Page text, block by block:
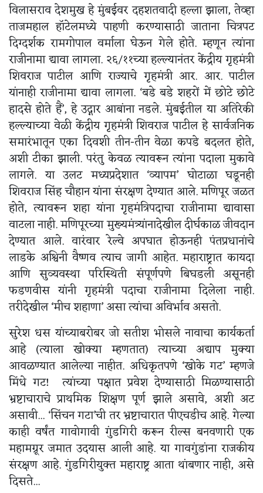
विलासराव देशमुख हे मुंबईवर दहशतवादी हल्ला झाला, तेव्हा
ताजमहाल हॉटेलमध्ये पाहणी करण्यासाठी जाताना चित्रपट
दिग्दर्शक रामगोपाल वर्माला घेऊन गेले होते. म्हणून त्यांना
राजीनामा द्यावा लागला. २६/११च्या हल्ल्यानंतर केंद्रीय गृहमंत्री
शिवराज पाटील आणि राज्याचे गृहमंत्री आर. आर. पाटील
यांनाही राजीनामा द्यावा लागला. ‘बडे बडे शहरों में छोटे छोटे
हादसे होते हैं’, हे उद्गार आबांना नडले. मुंबईतील या अतिरेकी
हल्ल्याच्या वेळी केंद्रीय गृहमंत्री शिवराज पाटील हे सार्वजनिक
समारंभातून एका दिवशी तीन-तीन वेळा कपडे बदलत होते,
अशी टीका झाली. परंतु केवळ त्यावरून त्यांना पदाला मुकावे
लागले. या उलट मध्यप्रदेशात ‘व्यापम’ घोटाळा घडूनही
शिवराज सिंह चौहान यांना संरक्षण देण्यात आले. मणिपूर जळत
होते, त्यावरून शहा यांना गृहमंत्रिपदाचा राजीनामा द्यावासा
वाटला नाही. मणिपूरच्या मुख्यमंत्र्यांनादेखील दीर्घकाळ जीवदान
देण्यात आले. वारंवार रेल्वे अपघात होऊनही पंतप्रधानांचे
लाडके अश्विनी वैष्णव त्याच जागी आहेत. महाराष्ट्रात कायदा
आणि सुव्यवस्था परिस्थिती संपूर्णपणे बिघडली असूनही
फडणवीस यांनी गृहमंत्री पदाचा राजीनामा दिलेला नाही.
तरीदेखील ‘मीच शहाणा’ असा त्यांचा अविर्भाव असतो.
सुरेश धस यांच्याबरोबर जो सतीश भोसले नावाचा कार्यकर्ता
आहे (त्याला खोक्या म्हणतात) त्याच्या अद्याप मुक्या
आवळण्यात आलेल्या नाहीत. अधिकृतपणे ‘खोके गट’ म्हणजे
मिंधे गट! त्यांच्या पक्षात प्रवेश देण्यासाठी मिळण्यासाठी
भ्रष्टाचाराचे प्राथमिक शिक्षण पूर्ण झाले असावे, अशी अट
असावी... ‘सिंचन गटा’ची तर भ्रष्टाचारात पीएचडीच आहे. गेल्या
काही वर्षंत गावोगावी गुंडगिरी करून रील्स बनवणारी एक
महामग्रूर जमात उदयास आली आहे. या गावगुंडांना राजकीय
संरक्षण आहे. गुंडगिरीयुक्त महाराष्ट्र आता थांबणार नाही, असे
दिसते...